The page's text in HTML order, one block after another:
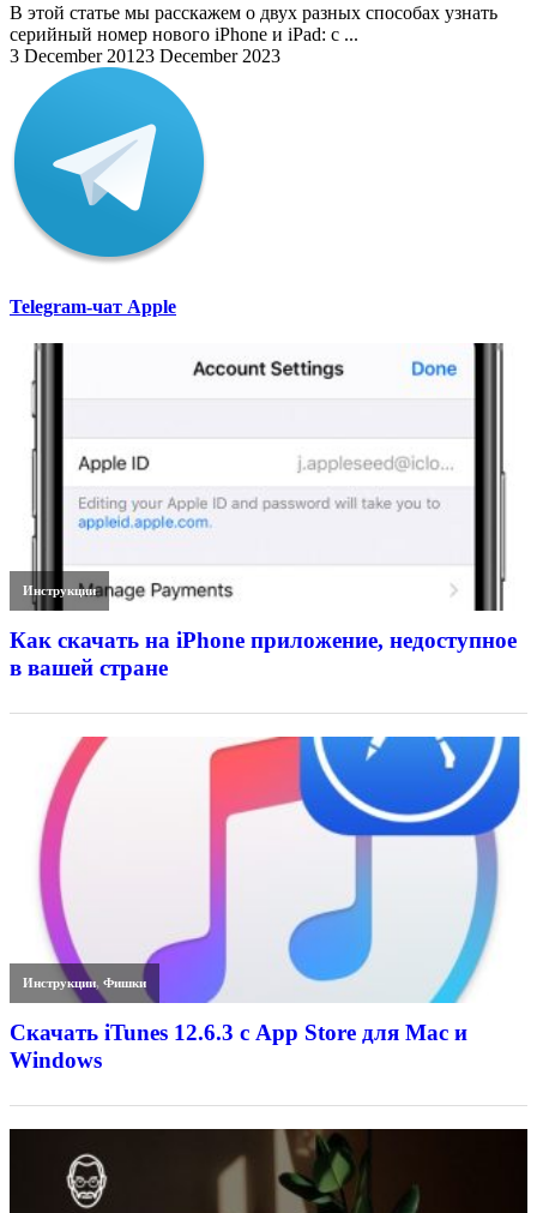
В этой статье мы расскажем о двух разных способах узнать
серийный номер нового iPhone и iPad: с ...
3 December 20123 December 2023
Telegram-чат Apple
Инструкции
Как скачать на iPhone приложение, недоступное
в вашей стране
Инструкции,Фишки
Скачать iTunes 12.6.3 с App Store для Mac и
Windows